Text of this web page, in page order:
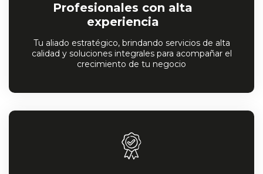
Profesionales con alta
experiencia
Tu aliado estratégico, brindando servicios de alta
calidad y soluciones integrales para acompañar el
crecimiento de tu negocio